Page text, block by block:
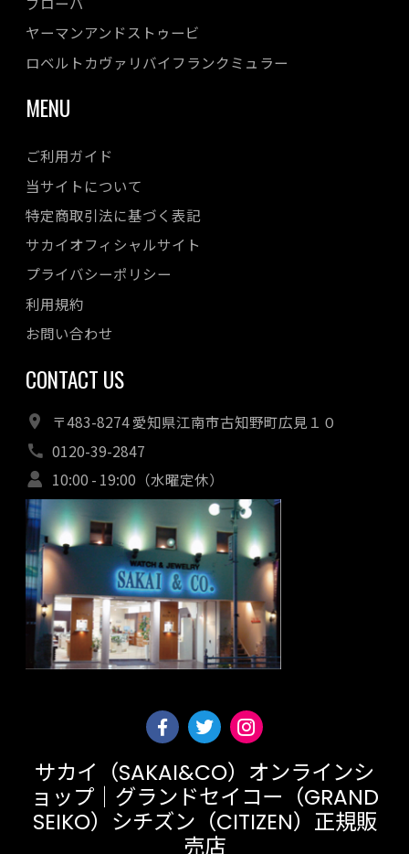
ヤーマンアンドストゥービ
ロベルトカヴァリバイフランクミュラー
MENU
ご利用ガイド
当サイトについて
特定商取引法に基づく表記
サカイオフィシャルサイト
プライバシーポリシー
利用規約
お問い合わせ
CONTACT US
〒483-8274 愛知県江南市古知野町広見１０
0120-39-2847
10:00 - 19:00（水曜定休）
サカイ（SAKAI&CO）オンラインシ
ョップ｜グランドセイコー（GRAND
SEIKO）シチズン（CITIZEN）正規販
売店